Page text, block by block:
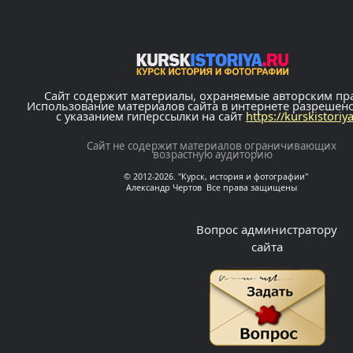
Сайт содержит материалы, охраняемые авторским
Использование материалов сайта в интернете
с указанием гиперссылки на сайтhttps://
Сайт не содержит материалов ограничивающих
возрастную аудиторию
© 2012-2026. "Курск, история и фотографии"
Александр Чертов Все права защищены
Вопрос администратору
сайта